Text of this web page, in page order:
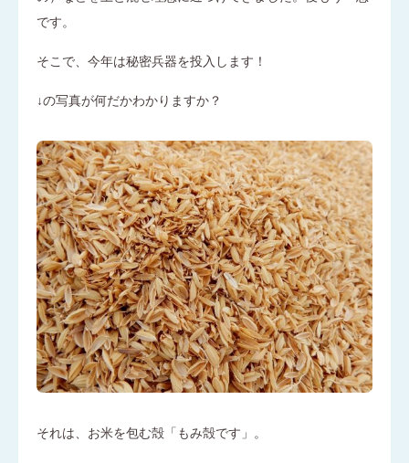
です。
そこで、今年は秘密兵器を投入します！
↓の写真が何だかわかりますか？
それは、お米を包む殻「もみ殻です」。